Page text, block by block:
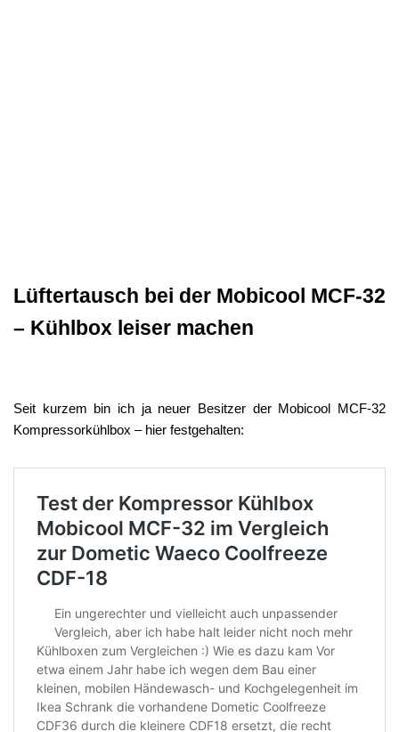
Lüftertausch bei der Mobicool MCF-32
– Kühlbox leiser machen
Seit kurzem bin ich ja neuer Besitzer der Mobicool MCF-32
Kompressorkühlbox – hier festgehalten: